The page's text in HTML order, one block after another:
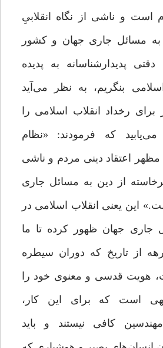
است و ناشی از نگاه انقلابیِ
به مسائل جاری جهان و کشور
با دقتی پدیدارشناسانه به پدیده
بنگریم، به نظر می‌آید
برای رخداد انقلاب اسلامی را
که فرمودند: «نظام
اعتقاد دینی مردم و ناشی
برخاسته از دین به مسائل جاری
این یعنی انقلاب اسلامی در
جاری جهان ظهور کرده تا ما
از تاریخ که دوران سیطره
هویت قدسی و معنوی خود را
است که برای این کار،
کافی نیستند و باید